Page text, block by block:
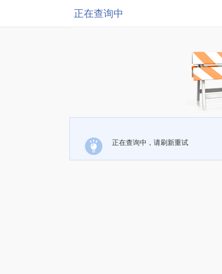
正在查询中
正在查询中，请刷新重试